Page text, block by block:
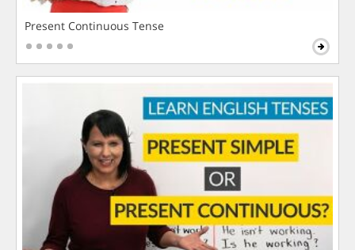
Present Continuous Tense